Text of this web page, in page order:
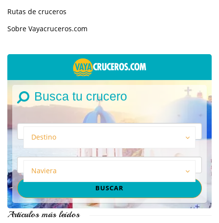
Rutas de cruceros
Sobre Vayacruceros.com
Busca tu crucero
Destino
Naviera
Artículos más leídos